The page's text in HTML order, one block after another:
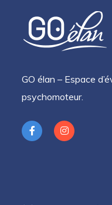
GO élan – Espace
psychomoteur.